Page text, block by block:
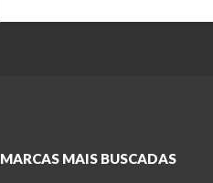
MARCAS MAIS BUSCADAS